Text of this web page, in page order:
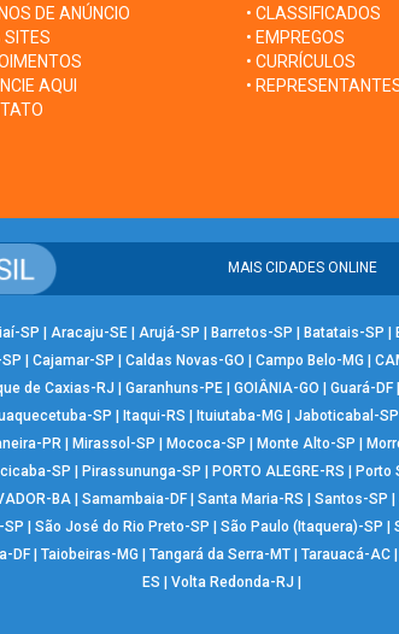
DE ANÚNCIO
SITES
AQUI
• CLASSIFICADOS
• EMPREGOS
• CURRÍCULOS
•
MAIS CIDADES ONLINE
SP | Aracaju-SE| Arujá-SP | Barretos-SP | Batatais-SP |
| Cajamar-SP | Caldas Novas-GO | Campo Belo-MG |
de Caxias-RJ | Garanhuns-PE | GOIÂNIA-GO | Guará-DF |
SP | Itaqui-RS | Ituiutaba-MG | Jaboticabal-SP
PR | Mirassol-SP | Mococa-SP | Monte Alto-SP |
SP | Pirassununga-SP | PORTO ALEGRE-RS | Porto
BA | Samambaia-DF | Santa Maria-RS | Santos-SP |
SP | São José do Rio Preto-SP | São Paulo (Itaquera)-SP |
DF| Taiobeiras-MG | Tangará da Serra-MT| Tarauacá-AC|
ES | Volta Redonda-RJ |